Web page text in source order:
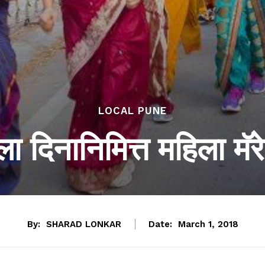
LOCAL PUNE
दिनानिमित्त महिला
By: SHARAD LONKAR Date: March 1, 2018